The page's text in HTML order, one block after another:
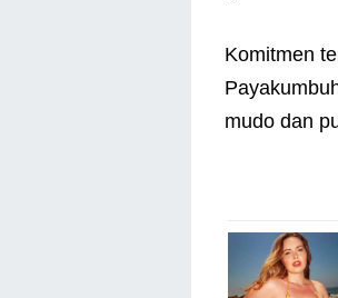
Komitmen
mudo dan